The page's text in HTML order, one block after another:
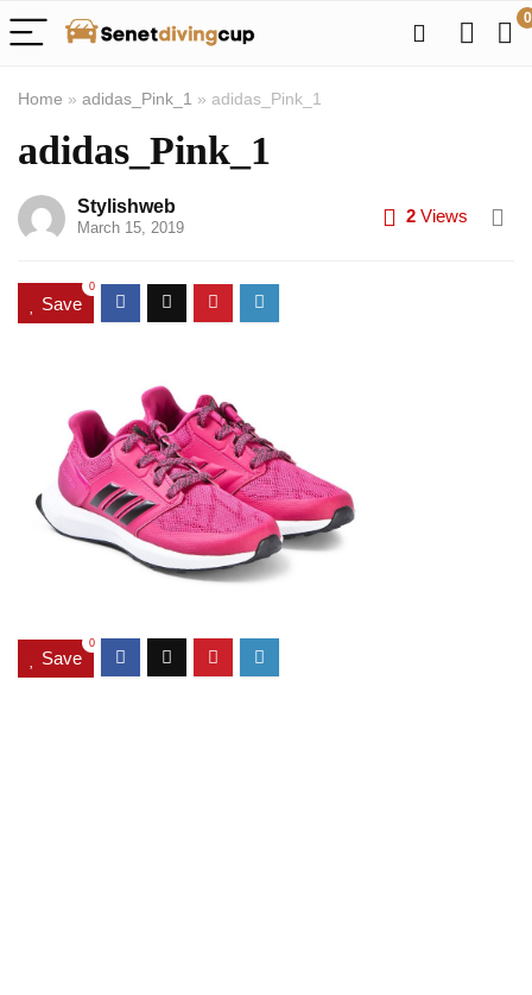
0
Home » adidas_Pink_1 » adidas_Pink_1
adidas_Pink_1
Stylishweb
March 15, 2019
2 Views
Save
0
Save
0